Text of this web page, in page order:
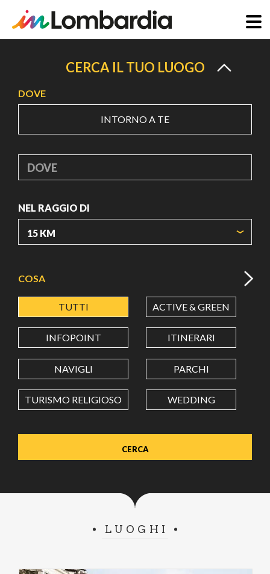
principale
CERCA IL TUO LUOGO
DOVE
INTORNO A TE
DOVE
NEL RAGGIO DI
LATITUDINE
LONGITUDINE
Value in decimal degrees. Use dot (.) as decimal separator.
COSA
TUTTI ACTIVE & GREEN
INFOPOINT ITINERARI
NAVIGLI PARCHI
TURISMO RELIGIOSO WEDDING
LUOGHI